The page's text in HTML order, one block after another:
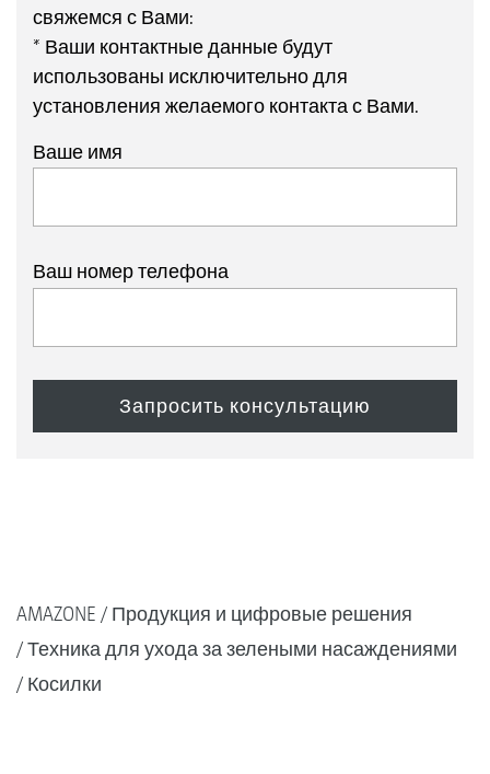
свяжемся с Вами:
* Ваши контактные данные будут
использованы исключительно для
установления желаемого контакта с Вами.
Ваше имя
Ваш номер телефона
AMAZONE
Продукция и цифровые решения
Техника для ухода за зелеными насаждениями
Косилки